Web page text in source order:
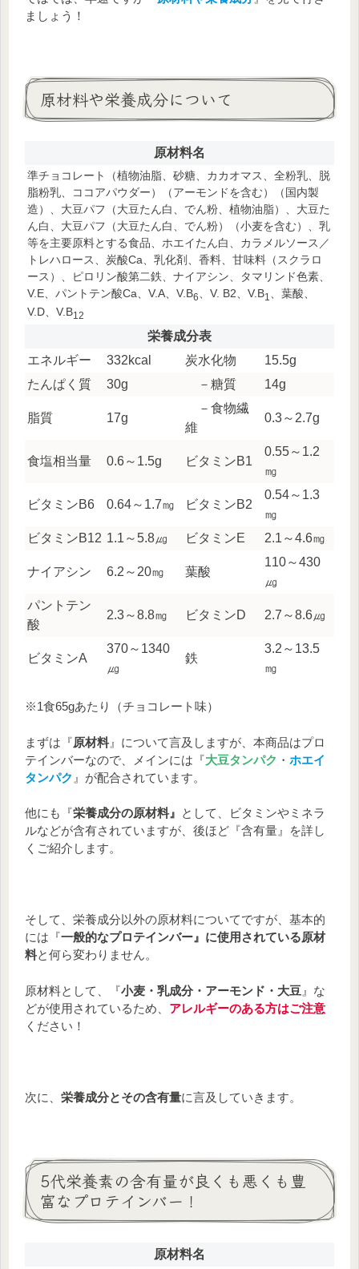
ましょう！
原材料や栄養成分について
原材料名
準チョコレート（植物油脂、砂糖、カカオマス、全粉乳、脱
脂粉乳、ココアパウダー）（アーモンドを含む）（国内製
造）、大豆パフ（大豆たん白、でん粉、植物油脂）、大豆た
ん白、大豆パフ（大豆たん白、でん粉）（小麦を含む）、乳
等を主要原料とする食品、ホエイたん白、カラメルソース／
トレハロース、炭酸Ca、乳化剤、香料、甘味料（スクラロ
ース）、ピロリン酸第二鉄、ナイアシン、タマリンド色素、
V.E、パントテン酸Ca、V.A、V.B6 、V. B2、V.B1
、葉酸、
V.D、V.B12
栄養成分表
エネルギー
332kcal 炭水化物
15.5g
たんぱく質
30g －糖質 14g
脂質 17g
－食物繊
維
0.3～2.7g
食塩相当量 0.6～1.5g ビタミンB1
0.55～1.2
㎎
ビタミンB6 0.64～1.7㎎ ビタミンB2
0.54～1.3
㎎
ビタミンB12 1.1～5.8㎍ ビタミンE 2.1～4.6㎎
ナイアシン 6.2～20㎎ 葉酸
110～430
㎍
パントテン
酸
2.3～8.8㎎ ビタミンD 2.7～8.6㎍
ビタミンA
370～1340
㎍
鉄
3.2～13.5
㎎
※1食65gあたり（チョコレート味）
まずは『原材料 』について言及しますが、本商品はプロ
テインバーなので、メインには『大豆タンパク ・ ホエイ
タンパク 』が配合されています。
他にも『栄養成分の原材料』 として、ビタミンやミネラ
ルなどが含有されていますが、後ほど『含有量』を詳し
くご紹介します。
そして、栄養成分以外の原材料についてですが、基本的
には『一般的なプロテインバー』に使用されている原材
料と何ら変わりません。
原材料として、『小麦・乳成分・アーモンド・大豆 』な
どが使用されているため、 アレルギーのある方はご注意
ください！
次に、 栄養成分とその含有量に言及していきます。
5代栄養素の含有量が良くも悪くも豊
富なプロテインバー！
原材料名